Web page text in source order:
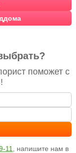
поможет с
11
, напишите нам в